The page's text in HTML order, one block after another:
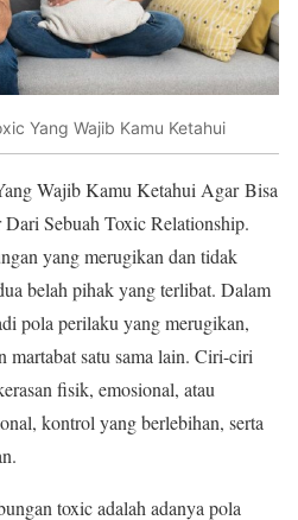
Yang Wajib Kamu Ketahui
Wajib Kamu Ketahui Agar Bisa
Sebuah Toxic Relationship.
yang merugikan dan tidak
belah pihak yang terlibat. Dalam
pola perilaku yang merugikan,
martabat satu sama lain. Ciri-ciri
fisik, emosional, atau
kontrol yang berlebihan, serta
toxic adalah adanya pola